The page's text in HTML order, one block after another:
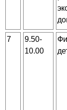
7
9.50-
10.00